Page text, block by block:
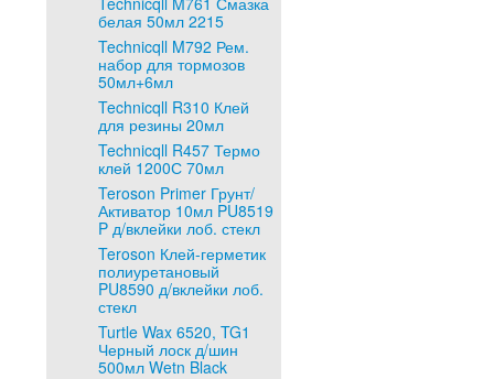
белая 50мл 2215
Technicqll M792 Рем.
набор для тормозов
50мл+6мл
Technicqll R310 Клей
для резины 20мл
Technicqll R457 Термо
клей 1200С 70мл
Teroson Primer Грунт/
Активатор 10мл PU8519
P д/вклейки лоб. стекл
Teroson Клей-герметик
полиуретановый
PU8590 д/вклейки лоб.
стекл
Turtle Wax 6520, TG1
Черный лоск д/шин
500мл Wetn Black